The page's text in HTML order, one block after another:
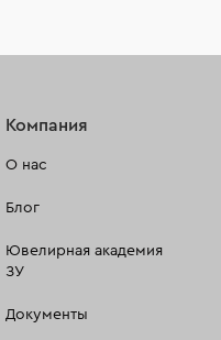
Компания
О нас
Блог
Ювелирная академия
ЗУ
Документы